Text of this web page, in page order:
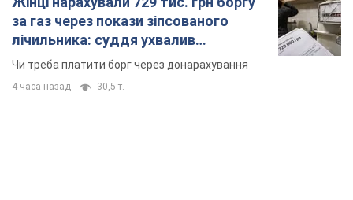
за газ через покази зіпсованого
лічильника: суддя ухвалив
неочікуване рішення
Чи треба платити борг через донарахування
4 часа назад 30,5 т.